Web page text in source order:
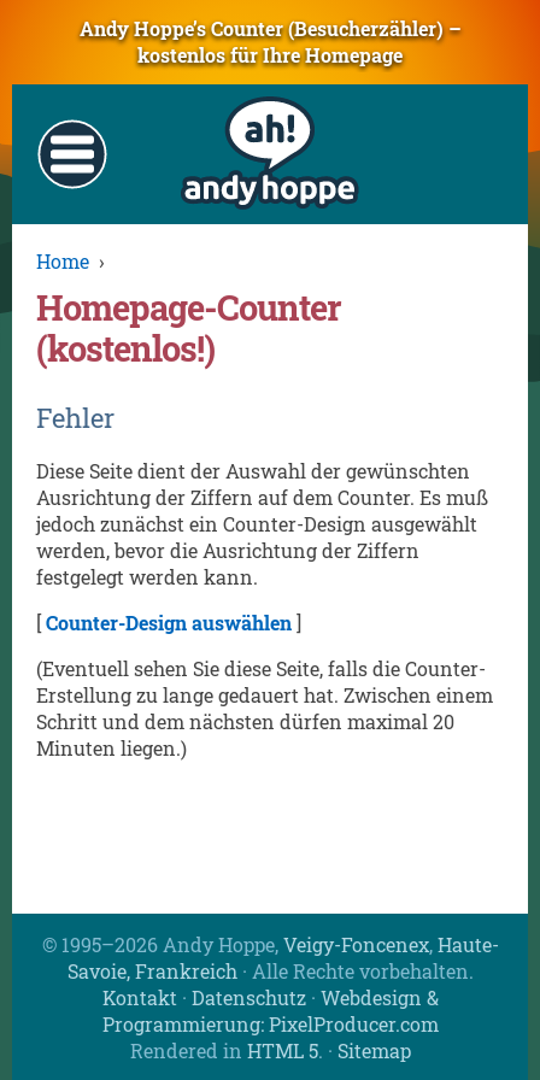
Andy Hoppe’s Counter (Besucherzähler) –
kostenlos für Ihre Homepage
Home ›
Homepage-Counter
(kostenlos!)
Fehler
Diese Seite dient der Auswahl der gewünschten
Ausrichtung der Ziffern auf dem Counter. Es muß
jedoch zunächst ein Counter-Design ausgewählt
werden, bevor die Ausrichtung der Ziffern
festgelegt werden kann.
[Counter-Design auswählen]
(Eventuell sehen Sie diese Seite, falls die Counter-
Erstellung zu lange gedauert hat. Zwischen einem
Schritt und dem nächsten dürfen maximal 20
Minuten liegen.)
© 1995–2026 Andy Hoppe,Veigy-Foncenex,Haute-
Savoie, Frankreich · Alle Rechte vorbehalten.
Kontakt · Datenschutz· Webdesign &
Programmierung: PixelProducer.com
Rendered in HTML 5. · Sitemap